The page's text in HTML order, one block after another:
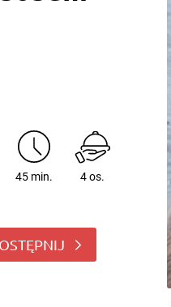
45 min. 4 os.